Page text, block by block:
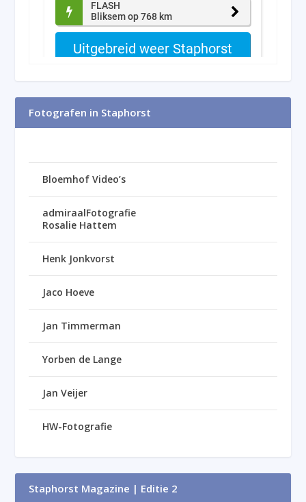
Fotografen in Staphorst
Bloemhof Video’s
admiraalFotografie
Rosalie Hattem
Henk Jonkvorst
Jaco Hoeve
Jan Timmerman
Yorben de Lange
Jan Veijer
HW-Fotografie
Staphorst Magazine | Editie 2